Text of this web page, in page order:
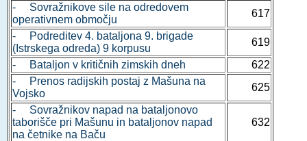
- Sovražnikove sile na odredovem
operativnem območju
617
- Podreditev 4. bataljona 9. brigade
(Istrskega odreda) 9 korpusu
619
- Bataljon v kritičnih zimskih dneh
622
- Prenos radijskih postaj z Mašuna na
Vojsko
625
- Sovražnikov napad na bataljonovo
taborišče pri Mašunu in bataljonov napad
na četnike na Baču
632